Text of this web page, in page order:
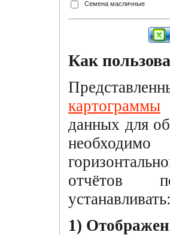
Семена масличные
Как
картограммы
данных для
отчётов
1)